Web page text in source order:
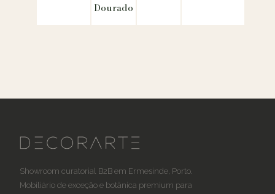
Dourado
Showroom curatorial B2B em Ermesinde, Porto.
Mobiliário de exceção e botânica premium para